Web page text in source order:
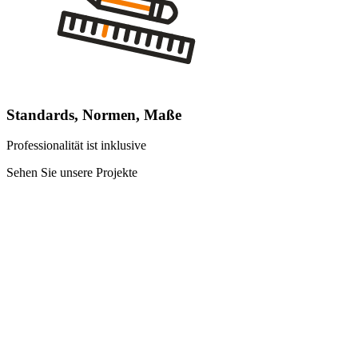
Standards, Normen, Maße
Professionalität ist inklusive
Sehen Sie unsere Projekte